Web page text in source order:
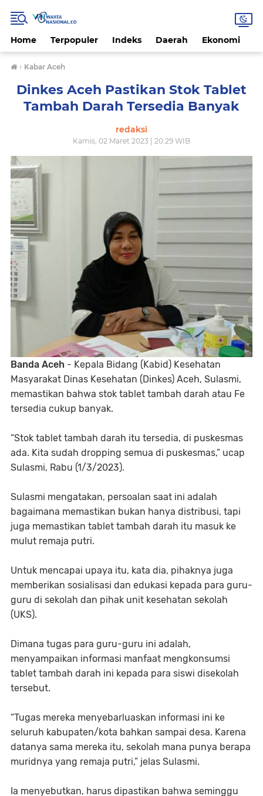
Home Terpopuler Indeks Daerah Ekonomi
› Kabar Aceh
Dinkes Aceh Pastikan Stok Tablet
Tambah Darah Tersedia Banyak
redaksi
Kamis, 02 Maret 2023 | 20.29 WIB
Banda Aceh - Kepala Bidang (Kabid) Kesehatan
Masyarakat Dinas Kesehatan (Dinkes) Aceh, Sulasmi,
memastikan bahwa stok tablet tambah darah atau Fe
tersedia cukup banyak.
“Stok tablet tambah darah itu tersedia, di puskesmas
ada. Kita sudah dropping semua di puskesmas,” ucap
Sulasmi, Rabu (1/3/2023).
Sulasmi mengatakan, persoalan saat ini adalah
bagaimana memastikan bukan hanya distribusi, tapi
juga memastikan tablet tambah darah itu masuk ke
mulut remaja putri.
Untuk mencapai upaya itu, kata dia, pihaknya juga
memberikan sosialisasi dan edukasi kepada para guru-
guru di sekolah dan pihak unit kesehatan sekolah
(UKS).
Dimana tugas para guru-guru ini adalah,
menyampaikan informasi manfaat mengkonsumsi
tablet tambah darah ini kepada para siswi disekolah
tersebut.
“Tugas mereka menyebarluaskan informasi ini ke
seluruh kabupaten/kota bahkan sampai desa. Karena
datanya sama mereka itu, sekolah mana punya berapa
muridnya yang remaja putri,” jelas Sulasmi.
Ia menyebutkan, harus dipastikan bahwa seminggu